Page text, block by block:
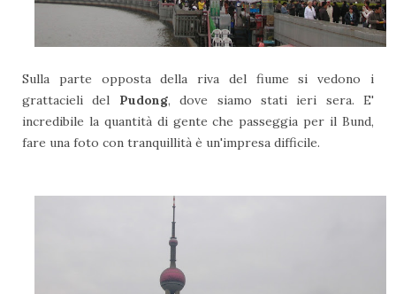
Sulla parte opposta della riva del fiume si vedono i
grattacieli del Pudong, dove siamo stati ieri sera. E'
incredibile la quantità di gente che passeggia per il Bund,
fare una foto con tranquillità è un'impresa difficile.